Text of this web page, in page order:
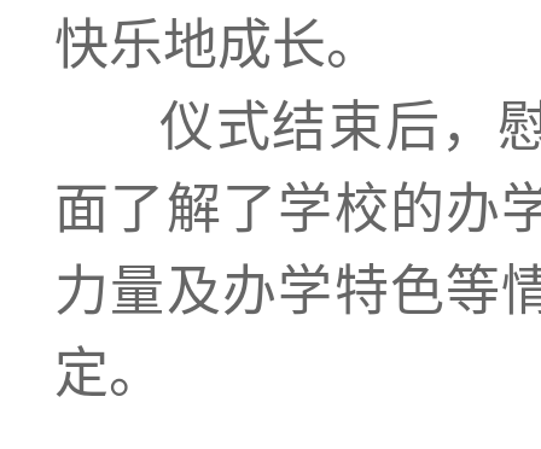
快乐地成长。
仪式结束后，慰
面了解了学校的办
力量及办学特色等
定。